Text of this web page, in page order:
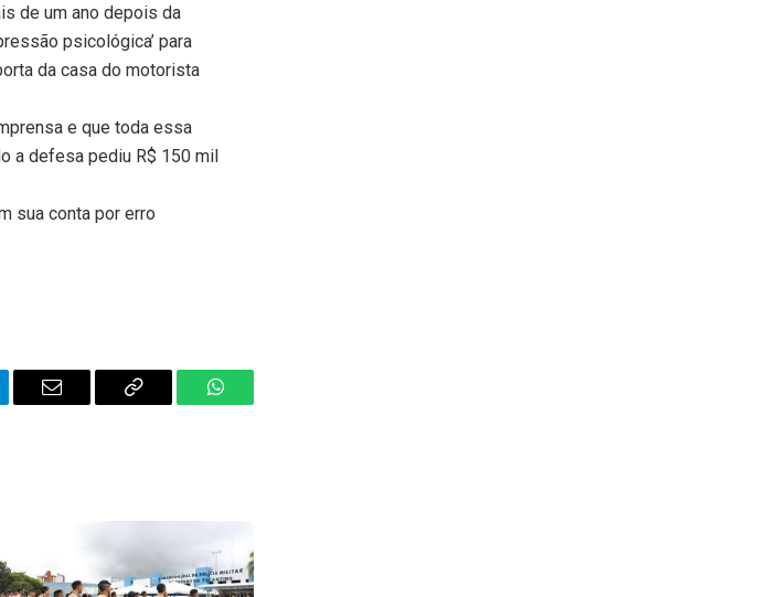
de um ano depois da
psicológica’ para
da casa do motorista
e que toda essa
a defesa pediu R$ 150 mil
sua conta por erro
Email
Copy
WhatsApp